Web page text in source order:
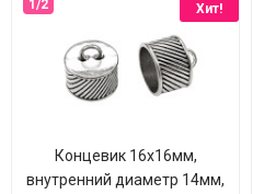
Хит!
Концевик 16х16мм,
внутренний диаметр 14мм,